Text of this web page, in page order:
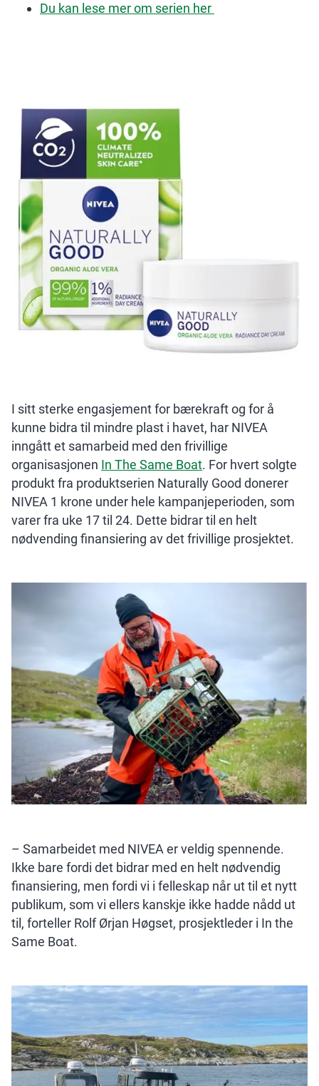
Du kan lese mer om serien her
I sitt sterke engasjement for bærekraft og for å
kunne bidra til mindre plast i havet, har NIVEA
inngått et samarbeid med den frivillige
organisasjonen In The Same Boat. For hvert solgte
produkt fra produktserien Naturally Good donerer
NIVEA 1 krone under hele kampanjeperioden, som
varer fra uke 17 til 24. Dette bidrar til en helt
nødvending finansiering av det frivillige prosjektet.
– Samarbeidet med NIVEA er veldig spennende.
Ikke bare fordi det bidrar med en helt nødvendig
finansiering, men fordi vi i felleskap når ut til et nytt
publikum, som vi ellers kanskje ikke hadde nådd ut
til, forteller Rolf Ørjan Høgset, prosjektleder i In the
Same Boat.